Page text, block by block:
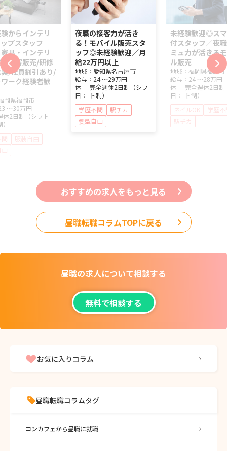
からインテリ
プスタッフ
具・インテリ
接客販売/研修
/社員割引あり/
ーク経験者歓
岡県福岡市
～30万円
休2日制（シフト
服装自由
夜職の接客力が活き
る！モバイル販売スタ
ッフ◎未経験歓迎／月
給22万円以上
地域： 愛知県名古屋市
給与： 24 ～29万円
休
日：
完全週休2日制（シフ
ト制）
学歴不問
駅チカ
髪型自由
未経験歓迎◎ス
付スタッフ／夜
ミュ力が活きる
ル販売
地域： 福岡県福岡市
給与： 24 ～28万円
休
日：
完全週休2日制
ト制）
ネイルOK
学歴不
駅チカ
おすすめの求人をもっと見る
昼職転職コラムTOPに戻る
昼職の求人について相談する
無料で相談する
お気に入りコラム
昼職転職コラムタグ
コンカフェから昼職に就職